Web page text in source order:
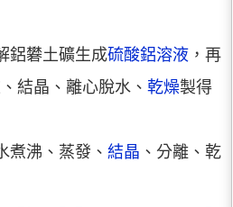
鋁礬土礦生成硫酸鋁溶液 ，再
結晶、離心脫水、 乾燥製得
煮沸、蒸發、 結晶 、分離、乾